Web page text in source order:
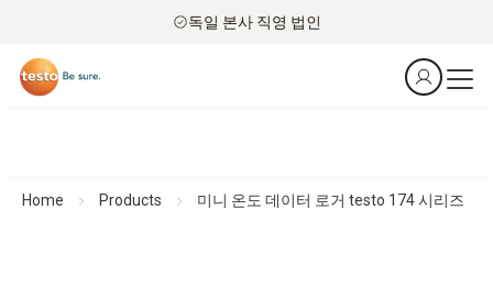
독일 본사 직영 법인
Home Products 미니 온도 데이터 로거 testo 174 시리즈